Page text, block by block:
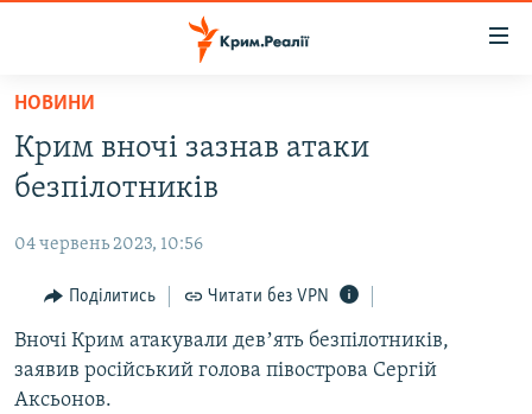
Перейти
основного
матеріалу
до
навігації
Перейти
до
пошуку
ВОДА.КРИМ
ПОЛІТИКА
БЛОГИ
ПОГЛЯД
ІНТЕРВ'Ю
НОВИНИ
Крим вночі зазнав атаки
безпілотників
04 червень 2023, 10:56
Поділитись Читати без VPN
Вночі Крим атакували девʼять безпілотників,
заявив російський голова півострова Сергій
Аксьонов.